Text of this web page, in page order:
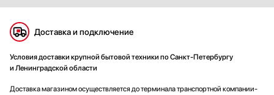
Доставка и подключение
Условия доставки крупной бытовой техники по Санкт-Петербургу
и Ленинградской области
Доставка магазином осуществляется до терминала транспортной компании-